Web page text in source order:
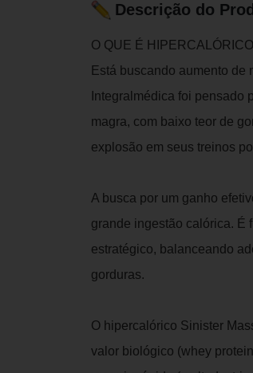
Descrição do
O QUE É
Está buscando aumento de
Integralmédica foi pensado
magra, com baixo teor de
explosão em seus treinos
A busca por um ganho
grande ingestão calórica. É
estratégico, balanceando
gorduras.
O hipercalórico Sinister
valor biológico (whey